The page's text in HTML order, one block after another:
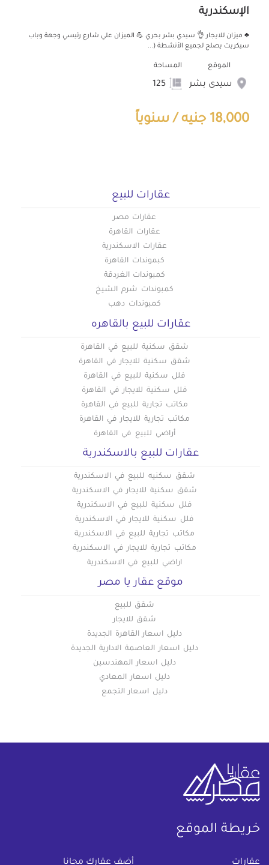
الإسكندرية
♣️ ميزان للايجار 👌 سيدي بشر بحري 💪 الميزان علي شارع رئيسي وجهة وباب
سيكريت يصلح لجميع الأنشطة (...
الموقع
سيدى بشر
المساحة
18,000 جنيه / سنوياً
عقارات للبيع
عقارات مصر
عقارات القاهرة
عقارات الاسكندرية
كبموندات القاهرة
كمبوندات الغردقة
كمبوندات شرم الشيخ
كمبوندات دهب
عقارات للبيع بالقاهره
شقق سكنية للبيع في القاهرة
شقق سكنية للايجار في القاهرة
فلل سكنية للبيع في القاهرة
فلل سكنية للايجار في القاهرة
مكاتب تجارية للبيع في القاهرة
مكاتب تجارية للايجار في القاهرة
أراضي للبيع في القاهرة
عقارات للبيع بالاسكندرية
شقق سكنيه للبيع في الاسكندرية
شقق سكنية للايجار في الاسكندرية
فلل سكنية للبيع في الاسكندرية
فلل سكنية للايجار في الاسكندرية
مكاتب تجارية للبيع في الاسكندرية
مكاتب تجارية للايجار في الاسكندرية
اراضي للبيع في الاسكندرية
موقع عقار يا مصر
شقق للبيع
شقق للايجار
دليل اسعار القاهرة الجديدة
دليل اسعار العاصمة الادارية الجديدة
دليل اسعار المهندسين
دليل اسعار المعادي
دليل اسعار التجمع
خريطة الموقع
عقارات أضف عقارك مجانا